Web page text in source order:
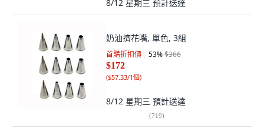
8/12 星期三 預計送達
奶油擠花嘴, 單色, 3組
首購折扣價 53%$366
$172
($57.33/1個)
8/12 星期三 預計送達
(719)